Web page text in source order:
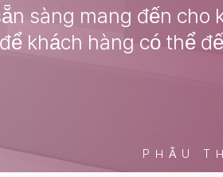
sàng mang đến
khách hàng có thể
PHẪU